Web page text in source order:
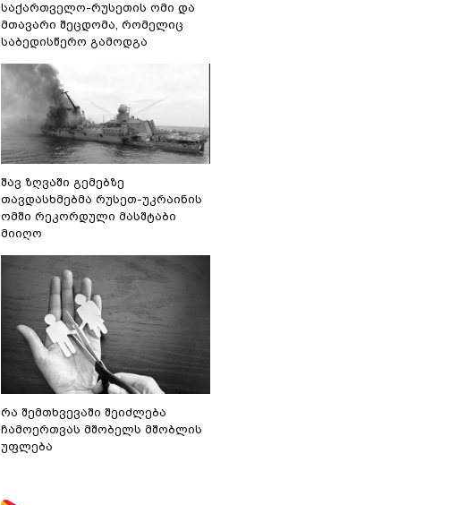
საქართველო-რუსეთის ომი და
მთავარი შეცდომა, რომელიც
საბედისწერო გამოდგა
შავ ზღვაში გემებზე
თავდასხმებმა რუსეთ-უკრაინის
ომში რეკორდული მასშტაბი
მიიღო
რა შემთხვევაში შეიძლება
ჩამოერთვას მშობელს მშობლის
უფლება